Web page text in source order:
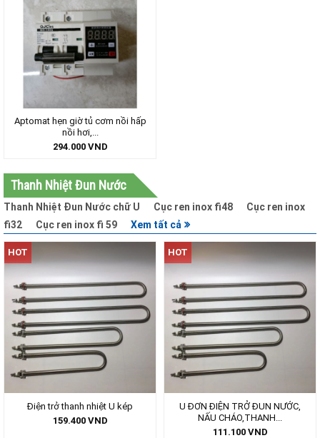
Aptomat hẹn giờ tủ cơm nồi hấp
nồi hơi,...
294.000 VND
Thanh Nhiệt Đun Nước
Thanh Nhiệt Đun Nước chữ U Cục ren inox fi48
Cục ren inox
fi32
Cục ren inox fi 59 Xem tất cả
HOT
Điện trở thanh nhiệt U kép
159.400 VND
HOT
U ĐƠN ĐIỆN TRỞ ĐUN NƯỚC,
NẤU CHÁO,THANH...
111.100 VND